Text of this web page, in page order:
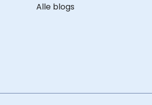
Alle blogs